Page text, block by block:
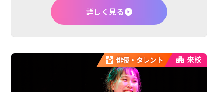
詳しく見る